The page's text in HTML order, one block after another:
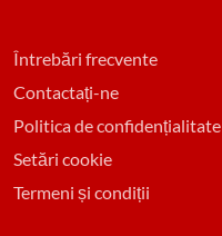
Întrebări frecvente
Contactați-ne
Politica de confidențialitate
Setări cookie
Termeni și condiții